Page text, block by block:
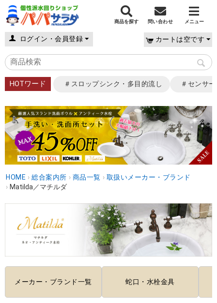
商品を探す 問い合わせ メニュー
ログイン・会員登録 カートは空です
HOTワード ＃スロップシンク・多目的流し ＃センサ
HOME › 総合案内所 › 商品一覧 › 取扱いメーカー・ブランド
› Matilda／マチルダ
メーカー・ブランド一覧 蛇口・水栓金具